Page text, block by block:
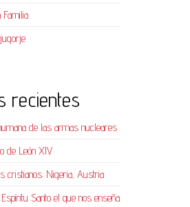
recientes
de las armas nucleares
de León XIV
cristianos: Nigeria, Austria
Santo el que nos enseña